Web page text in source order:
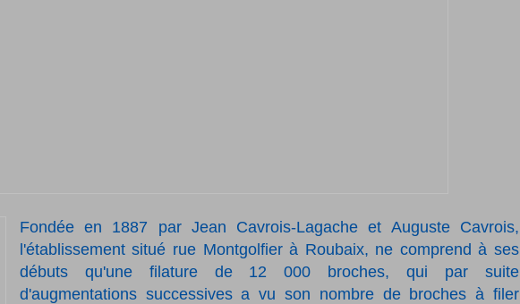
Fondée en 1887 par Jean Cavrois-Lagache et Auguste Cavrois,
l'établissement situé rue Montgolfier à Roubaix, ne comprend à ses
débuts qu'une filature de 12 000 broches, qui par suite
d'augmentations successives a vu son nombre de broches à filer